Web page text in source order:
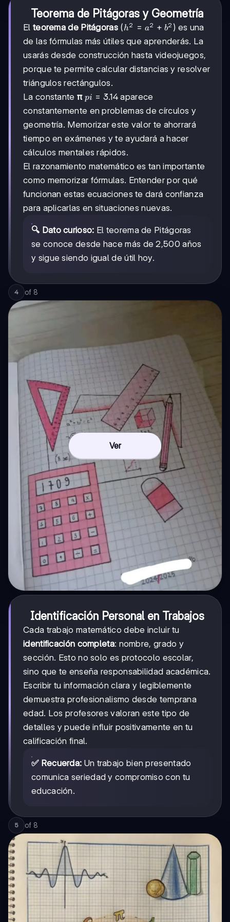
Teorema de Pitágoras y Geometría
El teorema de Pitágoras(h^2
=
a^2
+
b^2
h2 = a2 + b2 ) es una
de las fórmulas más útiles que aprenderás. La
usarás desde construcción hasta videojuegos,
porque te permite calcular distancias y resolver
triángulos rectángulos.
La constante π pi =
3.14
pi = 3.14 aparece
constantemente en problemas de círculos y
geometría. Memorizar este valor te ahorrará
tiempo en exámenes y te ayudará a hacer
cálculos mentales rápidos.
El razonamiento matemático es tan importante
como memorizar fórmulas. Entender por qué
funcionan estas ecuaciones te dará confianza
para aplicarlas en situaciones nuevas.
🔍 Dato curioso: El teorema de Pitágoras
se conoce desde hace más de 2,500 años
y sigue siendo igual de útil hoy.
4 of 8
Ver
Identificación Personal en Trabajos
Cada trabajo matemático debe incluir tu
identificación completa: nombre, grado y
sección. Esto no solo es protocolo escolar,
sino que te enseña responsabilidad académica.
Escribir tu información clara y legiblemente
demuestra profesionalismo desde temprana
edad. Los profesores valoran este tipo de
detalles y puede influir positivamente en tu
calificación final.
✅ Recuerda: Un trabajo bien presentado
comunica seriedad y compromiso con tu
educación.
5 of 8